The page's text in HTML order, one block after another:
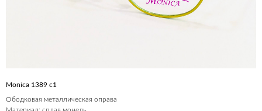
Monica 1389 c1
Ободковая металлическая оправа